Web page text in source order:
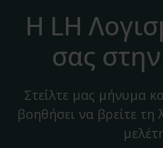
Η LH
σας
Στείλτε μας μήνυμα
βοηθήσει να βρείτε τη